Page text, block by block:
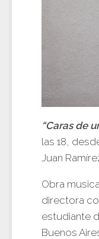
“Caras de
las 18,
Juan
Obra
directora
estudiante
Buenos